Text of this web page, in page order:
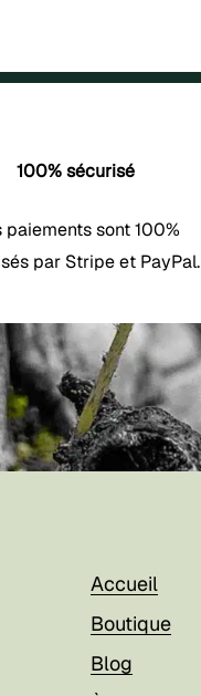
100% sécurisé
paiements sont 100%
par Stripe et PayPal.
Accueil
Boutique
Blog